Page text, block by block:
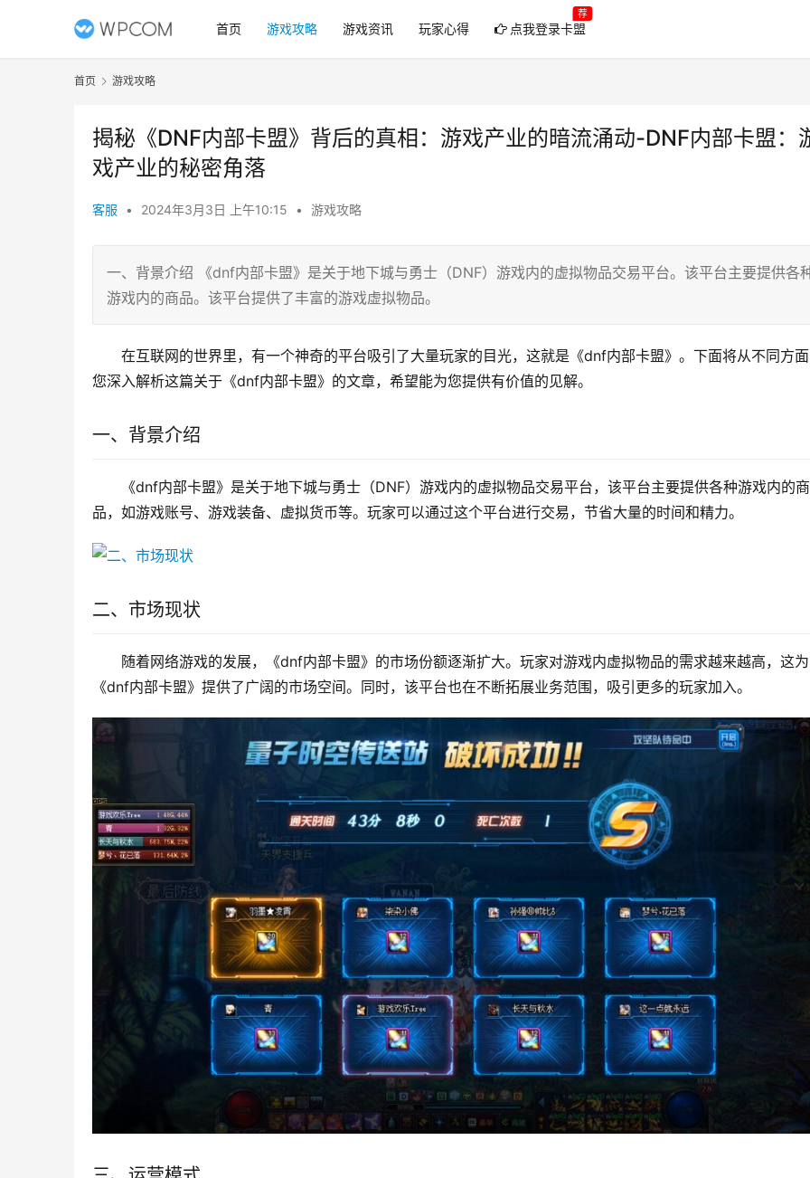
首页 游戏攻略 游戏资讯 玩家心得 点我登录卡盟
荐
首页 游戏攻略
揭秘《DNF内部卡盟》背后的真相：游戏产业的暗流涌动-DNF内部卡盟：
戏产业的秘密角落
客服 • 2024年3月3日 上午10:15 • 游戏攻略
一、背景介绍 《dnf内部卡盟》是关于地下城与勇士（DNF）游戏内的虚拟物品交易平台。该平台主要提供各
游戏内的商品。该平台提供了丰富的游戏虚拟物品。
在互联网的世界里，有一个神奇的平台吸引了大量玩家的目光，这就是《dnf内部卡盟》。下面将从不同方
您深入解析这篇关于《dnf内部卡盟》的文章，希望能为您提供有价值的见解。
一、背景介绍
《dnf内部卡盟》是关于地下城与勇士（DNF）游戏内的虚拟物品交易平台，该平台主要提供各种游戏内的商
品，如游戏账号、游戏装备、虚拟货币等。玩家可以通过这个平台进行交易，节省大量的时间和精力。
二、市场现状
随着网络游戏的发展，《dnf内部卡盟》的市场份额逐渐扩大。玩家对游戏内虚拟物品的需求越来越高，这为
《dnf内部卡盟》提供了广阔的市场空间。同时，该平台也在不断拓展业务范围，吸引更多的玩家加入。